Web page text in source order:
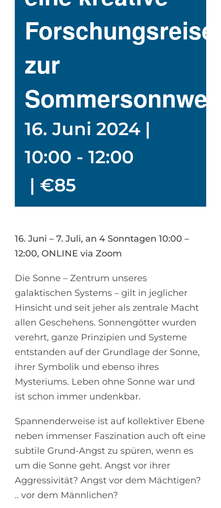
Forschungsreise
zur
16. Juni 2024 |
10:00 - 12:00
| €85
16. Juni – 7. Juli, an 4 Sonntagen 10:00 –
12:00, ONLINE via Zoom
Die Sonne – Zentrum unseres
galaktischen Systems – gilt in jeglicher
Hinsicht und seit jeher als zentrale Macht
allen Geschehens. Sonnengötter wurden
verehrt, ganze Prinzipien und Systeme
entstanden auf der Grundlage der Sonne,
ihrer Symbolik und ebenso ihres
Mysteriums. Leben ohne Sonne war und
ist schon immer undenkbar.
Spannenderweise ist auf kollektiver Ebene
neben immenser Faszination auch oft eine
subtile Grund-Angst zu spüren, wenn es
um die Sonne geht. Angst vor ihrer
Aggressivität? Angst vor dem Mächtigen?
.. vor dem Männlichen?